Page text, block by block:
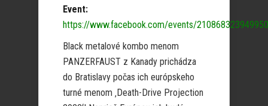
Event:
https://www.facebook.com/events/
Black metalové kombo menom
PANZERFAUST z Kanady prichádza
do Bratislavy počas ich európskeho
turné menom ‚Death-Drive Projection